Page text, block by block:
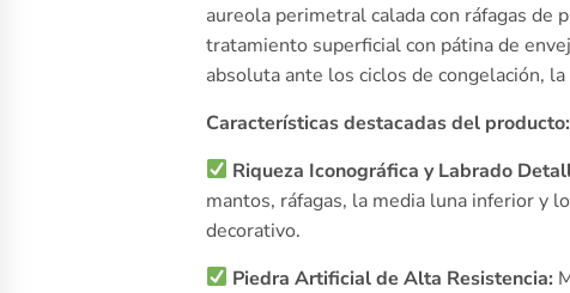
aureola perimetral calada con ráfagas de
tratamiento superficial con pátina de
absoluta ante los ciclos de congelación,
Características destacadas del producto:
Riqueza Iconográfica y Labrado
mantos, ráfagas, la media luna inferior y
decorativo.
Piedra Artificial de Alta Resistencia: